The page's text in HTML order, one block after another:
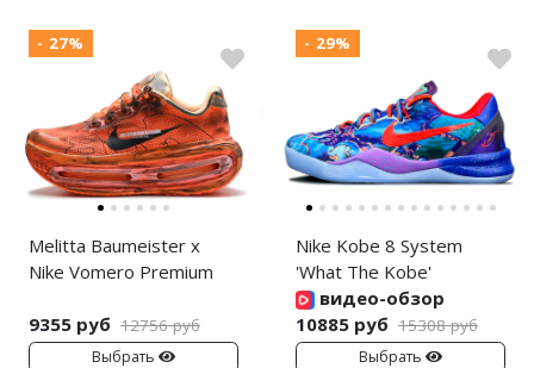
- 27%
Melitta Baumeister x
Nike Vomero Premium
9355 руб 12756 руб
Выбрать
- 29%
Nike Kobe 8 System
'What The Kobe'
видео-обзор
10885 руб 15308 руб
Выбрать